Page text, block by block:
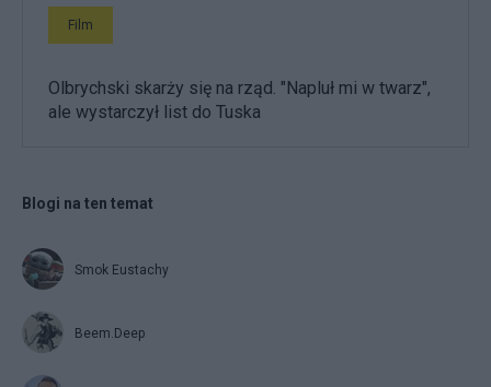
Film
Olbrychski skarży się na rząd. "Napluł mi w twarz",
ale wystarczył list do Tuska
Blogi na ten temat
Smok Eustachy
Beem.Deep